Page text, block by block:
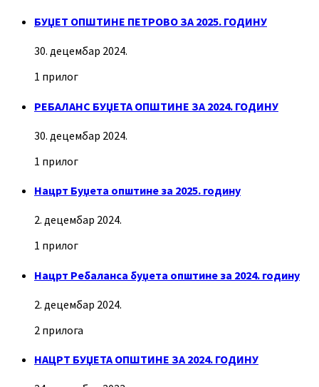
БУЏЕТ ОПШТИНЕ ПЕТРОВО ЗА 2025. ГОДИНУ
30. децембар 2024.
1 прилог
РЕБАЛАНС БУЏЕТА ОПШТИНЕ ЗА 2024. ГОДИНУ
30. децембар 2024.
1 прилог
Нацрт Буџета општине за 2025. годину
2. децембар 2024.
1 прилог
Нацрт Ребаланса буџета општине за 2024. годину
2. децембар 2024.
2 прилога
НАЦРТ БУЏЕТА ОПШТИНЕ ЗА 2024. ГОДИНУ